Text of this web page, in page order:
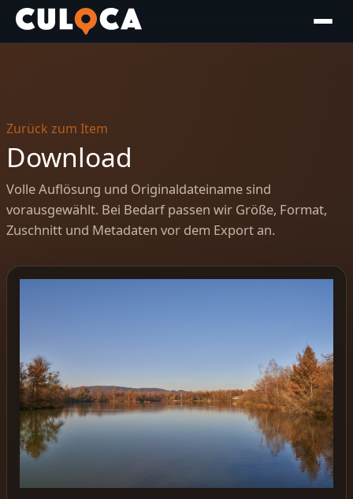
Zurück zum Item
Download
Volle Auflösung und Originaldateiname sind
vorausgewählt. Bei Bedarf passen wir Größe, Format,
Zuschnitt und Metadaten vor dem Export an.